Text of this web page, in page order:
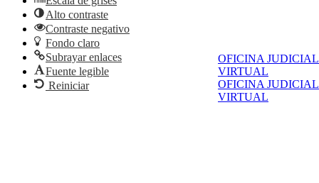
OFICINA JUDICIAL
VIRTUAL
OFICINA JUDICIAL
VIRTUAL
Alto contraste
Contraste negativo
Fondo claro
Subrayar enlaces
Fuente legible
Reiniciar